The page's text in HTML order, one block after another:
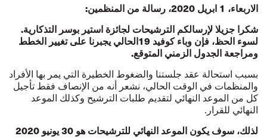
الاربعاء، 1 ابريل 2020، رسالة من المنظمين:
شكرا جزيلا لإرسالكم الترشيحات لجائزة استير بوسر التذكارية.
لسوء الحظ، فإن وباء كوفيد 19الحالي يجبرنا على تغيير الخطط
ومراجعة الجدول الزمني المتوقع.
بسبب استحالة عقد جلستنا والضغوط الخطيرة التي يمر بها الأفراد
والمنظمات في الوقت الحالي، نشعر أنه من الإنصاف فقط تأجيل
كل من الموعد النهائي لتقديم طلبات الترشيح وكذلك الموعد
النهائي للقرار.
لذلك، سوف يكون الموعد النهائي للترشيحات هو 30 يونيو 2020